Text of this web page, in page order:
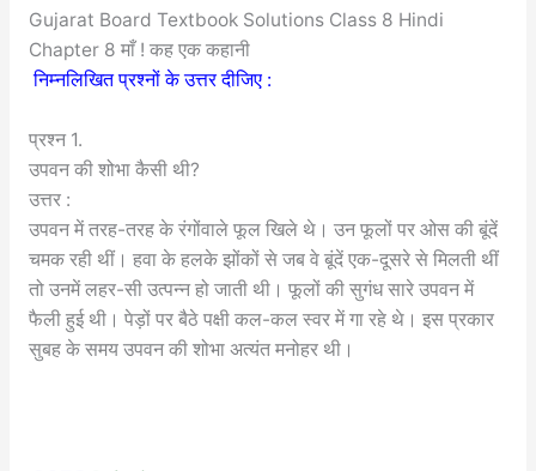
Gujarat Board Textbook Solutions Class 8 Hindi
Chapter 8 माँ ! कह एक कहानी
निम्नलिखित प्रश्नों के उत्तर दीजिए :
प्रश्न 1.
उपवन की शोभा कैसी थी?
उत्तर :
उपवन में तरह-तरह के रंगोंवाले फूल खिले थे। उन फूलों पर ओस की बूंदें
चमक रही थीं। हवा के हलके झोंकों से जब वे बूंदें एक-दूसरे से मिलती थीं
तो उनमें लहर-सी उत्पन्न हो जाती थी। फूलों की सुगंध सारे उपवन में
फैली हुई थी। पेड़ों पर बैठे पक्षी कल-कल स्वर में गा रहे थे। इस प्रकार
सुबह के समय उपवन की शोभा अत्यंत मनोहर थी।